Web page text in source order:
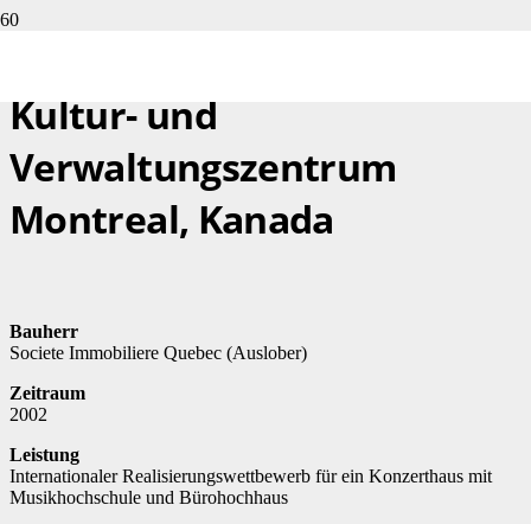
Kultur- und
Verwaltungszentrum
Montreal, Kanada
Bauherr
Societe Immobiliere Quebec (Auslober)
Zeitraum
2002
Leistung
Internationaler Realisierungswettbewerb für ein Konzerthaus mit
Musikhochschule und Bürohochhaus